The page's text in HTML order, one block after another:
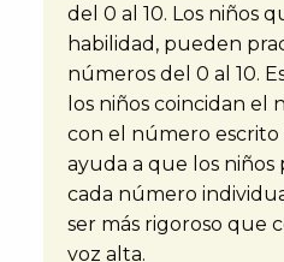
del 0 al 10. Los niños
habilidad, pueden
números del 0 al 10.
los niños coincidan
con el número escrito
ayuda a que los niños
cada número
ser más rigoroso que
voz alta.